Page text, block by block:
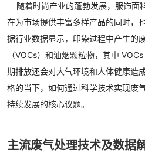
随着时尚产业的蓬勃发展，服饰面
在为市场提供丰富多样产品的同时，
据行业数据显示，印染过程中产生的
（VOCs）和油烟颗粒物，其中
期排放还会对大气环境和人体健康造
格的当下，如何通过科学技术实现废
持续发展的核心议题。
主流废气处理技术及数据